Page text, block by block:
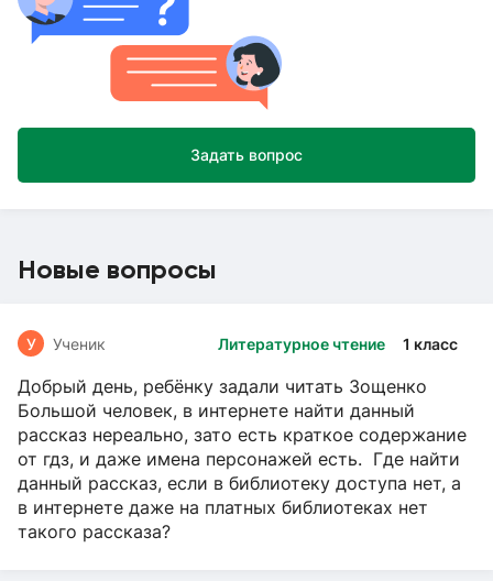
Задать вопрос
Новые вопросы
Литературное чтение 1 класс
У Ученик
Добрый день, ребёнку задали читать Зощенко
Большой человек, в интернете найти данный
рассказ нереально, зато есть краткое содержание
от гдз, и даже имена персонажей есть. Где найти
данный рассказ, если в библиотеку доступа нет, а
в интернете даже на платных библиотеках нет
такого рассказа?